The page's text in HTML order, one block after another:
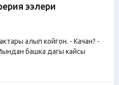
ээлери
алып койгон. - Качан? -
башка дагы кайсы